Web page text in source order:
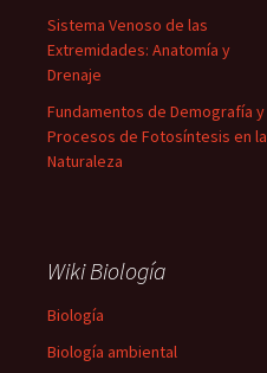
Sistema Venoso de las
Extremidades: Anatomía y
Drenaje
Fundamentos de Demografía y
Procesos de Fotosíntesis en la
Naturaleza
Wiki Biología
Biología
Biología ambiental